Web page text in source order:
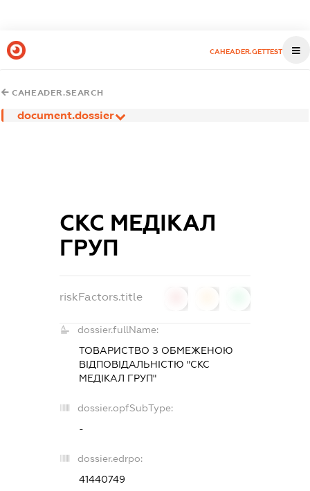
CAHEADER.GETTEST
CAHEADER.SEARCH
document.dossier
СКС МЕДІКАЛ
ГРУП
riskFactors.title
dossier.fullName:
ТОВАРИСТВО З ОБМЕЖЕНОЮ
ВІДПОВІДАЛЬНІСТЮ "СКС
МЕДІКАЛ ГРУП"
dossier.opfSubType:
-
dossier.edrpo:
41440749